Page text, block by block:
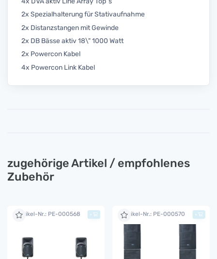
2x Spezialhalterung für Stativaufnahme
2x Distanzstangen mit Gewinde
2x DB Bässe aktiv 18\" 1000 Watt
2x Powercon Kabel
4x Powercon Link Kabel
zugehörige Artikel / empfohlenes
Zubehör
Artikel-Nr.: PE-000568 + Artikel-Nr.: PE-000570 +